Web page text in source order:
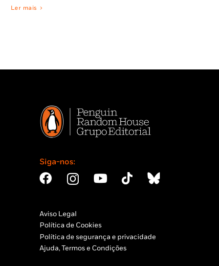
Ler mais
Siga-nos:
Aviso Legal
Política de Cookies
Política de segurança e privacidade
Ajuda, Termos e Condições